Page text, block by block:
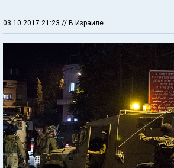
03.10.2017 21:23 // В Израиле